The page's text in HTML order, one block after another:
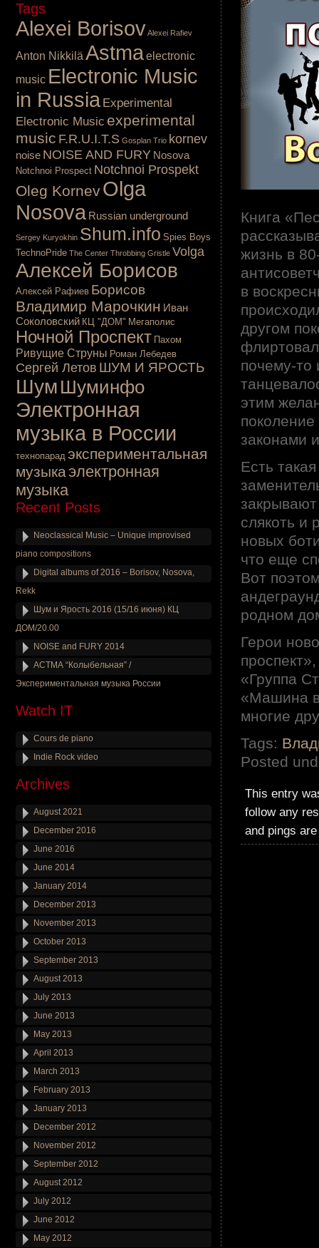
Книга
жизнь в
в
другом
почему-то
этим
законами
Есть
слякоть и
новых
что еще
Вот
родном
Герои
«Группа
«Машина
многие
Tags:
Posted
This entry
follow any
and pings
Tags
Alexei BorisovAlexei Rafiev
Anton Nikkilä Astmaelectronic
music Electronic Music
in Russia Experimental
Electronic Music experimental
music F.R.U.I.T.S Gosplan Trio kornev
noise NOISE AND FURY Nosova
Notchnoi Prospect Notchnoi Prospekt
Oleg KornevOlga
Nosova Russian underground
Sergey Kuryokhin Shum.info Spies Boys
TechnoPride The Center Throbbing Gristle Volga
Алексей Борисов
Алексей Рафиев Борисов
Владимир Марочкин Иван
Соколовский КЦ "ДОМ" Мегаполис
Ночной Проспект Пахом
Ривущие Струны Роман Лебедев
Сергей Летов ШУМ И ЯРОСТЬ
Шум Шуминфо
Электронная
музыка в России
технопарад экспериментальная
музыкаэлектронная
музыка
Recent Posts
Neoclassical Music – Unique improvised
piano compositions
Digital albums of 2016 – Borisov, Nosova,
Rekk
Шум и Ярость 2016 (15/16 июня) КЦ
ДОМ/20.00
NOISE and FURY 2014
АСТМА “Колыбельная” /
Экспериментальная музыка России
Watch IT
Cours de piano
Indie Rock video
Archives
August 2021
December 2016
June 2016
June 2014
January 2014
December 2013
November 2013
October 2013
September 2013
August 2013
July 2013
June 2013
May 2013
April 2013
March 2013
February 2013
January 2013
December 2012
November 2012
September 2012
August 2012
July 2012
June 2012
May 2012